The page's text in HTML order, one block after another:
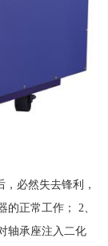
必然失去锋利，
正常工作； 2、
轴承座注入二化